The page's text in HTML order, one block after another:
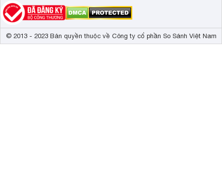
© 2013 - 2023 Bản quyền thuộc về Công ty cổ phần So Sánh Việt Nam